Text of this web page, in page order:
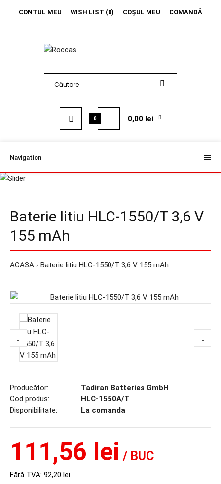
CONTUL MEU WISH LIST (0) COŞUL MEU COMANDĂ
0 0,00 lei
Navigation
Baterie litiu HLC-1550/T 3,6 V
155 mAh
ACASA Baterie litiu HLC-1550/T 3,6 V 155 mAh
Producător:
Tadiran Batteries GmbH
Cod produs:
HLC-1550A/T
Disponibilitate:
La comanda
111,56 lei / BUC
Fără TVA: 92,20 lei